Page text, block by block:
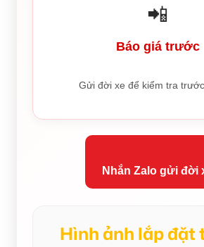
📲
Báo giá trước
Gửi đời xe để kiểm tra
Nhắn Zalo gửi đời
Hình ảnh lắp đặt